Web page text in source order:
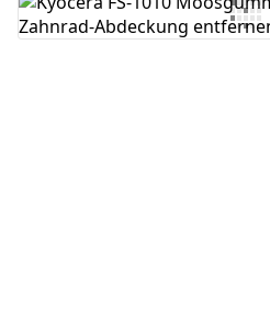
Kommentar hinzufügen